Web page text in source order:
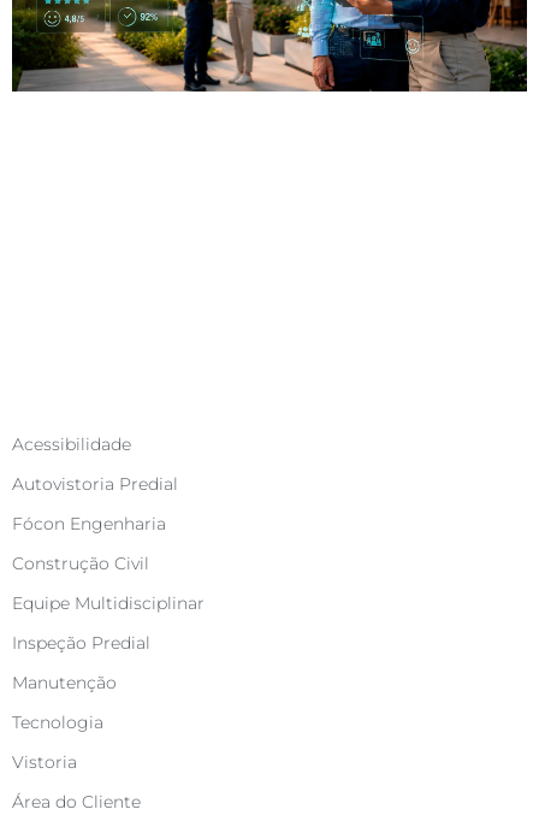
Acessibilidade
Autovistoria Predial
Fócon Engenharia
Construção Civil
Equipe Multidisciplinar
Inspeção Predial
Manutenção
Tecnologia
Vistoria
Área do Cliente